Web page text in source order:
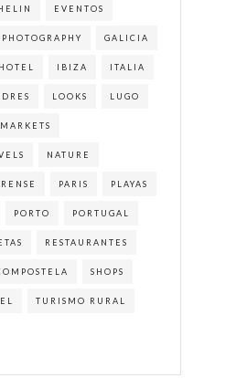
EVENTOS
GALICIA
HOTEL IBIZA ITALIA
LOOKS LUGO
MARKETS
NATURE
PARIS PLAYAS
PORTO PORTUGAL
RESTAURANTES
SHOPS
TURISMO RURAL